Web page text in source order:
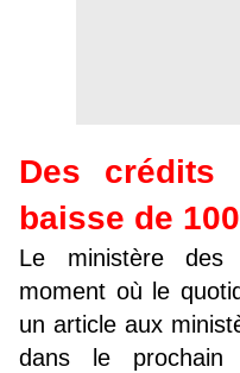
Des crédits
baisse de
Le ministère
moment où le
un article aux
dans le